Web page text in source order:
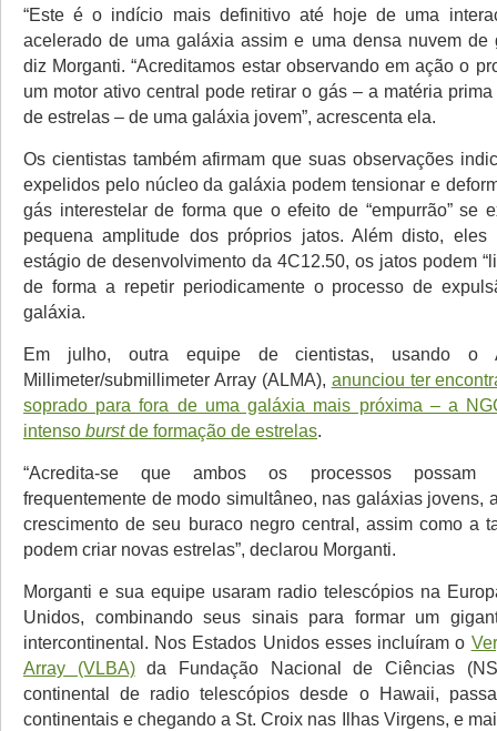
“Este é o indício mais definitivo até hoje de uma
acelerado de uma galáxia assim e uma densa nuvem de
diz Morganti. “Acreditamos estar observando em ação o
um motor ativo central pode retirar o gás – a matéria
de estrelas – de uma galáxia jovem”, acrescenta ela.
Os cientistas também afirmam que suas observações
expelidos pelo núcleo da galáxia podem tensionar e
gás interestelar de forma que o efeito de “empurrão” se
pequena amplitude dos próprios jatos. Além disto, eles
estágio de desenvolvimento da 4C12.50, os jatos podem
de forma a repetir periodicamente o processo de
galáxia.
Em julho, outra equipe de cientistas, usando o
Millimeter/submillimeter Array (ALMA), anunciou ter
soprado para fora de uma galáxia mais próxima – a
intenso burstde formação de estrelas.
“Acredita-se que ambos os processos possam
frequentemente de modo simultâneo, nas galáxias jovens,
crescimento de seu buraco negro central, assim como a
podem criar novas estrelas”, declarou Morganti.
Morganti e sua equipe usaram radio telescópios na
Unidos, combinando seus sinais para formar um
intercontinental. Nos Estados Unidos esses incluíram o
Array (VLBA)da Fundação Nacional de Ciências
continental de radio telescópios desde o Hawaii,
continentais e chegando a St. Croix nas Ilhas Virgens, e